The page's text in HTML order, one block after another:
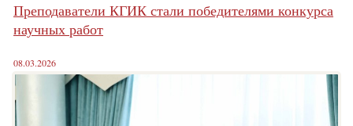
Преподаватели КГИК стали победителями конкурса
научных работ
08.03.2026